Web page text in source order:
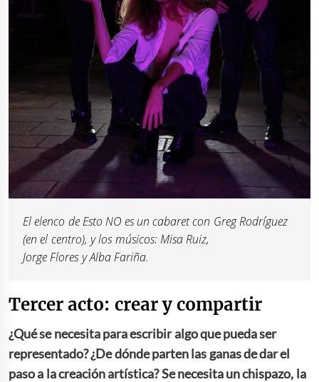
El elenco deEsto NO es un cabaretcon Greg Rodríguez
(en el centro), y los músicos: Misa Ruiz,
Jorge Flores y Alba Fariña.
Tercer acto: crear y compartir
¿Qué se necesita para escribir algo que pueda ser
representado? ¿De dónde parten las ganas de dar el
paso a la creación artística? Se necesita un chispazo, la